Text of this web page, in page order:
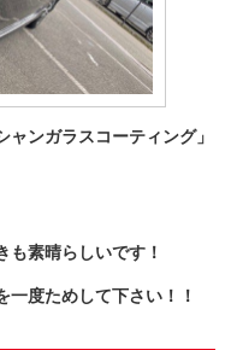
ンガラスコーティング」
も素晴らしいです！
度ためして下さい！！